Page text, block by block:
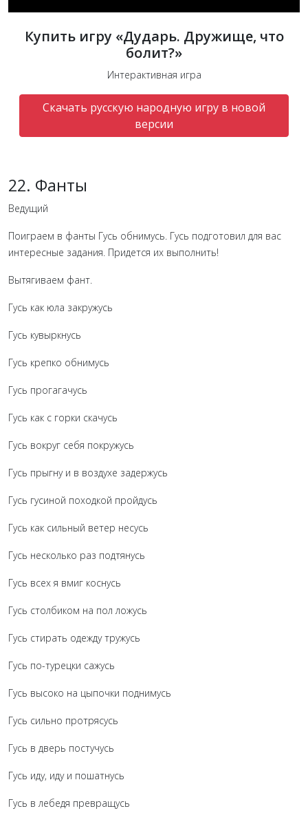
Купить игру «Дударь. Дружище, что
болит?»
Интерактивная игра
Скачать русскую народную игру в новой
версии
22. Фанты
Ведущий
Поиграем в фанты Гусь обнимусь. Гусь подготовил для вас
интересные задания. Придется их выполнить!
Вытягиваем фант.
Гусь как юла закружусь
Гусь кувыркнусь
Гусь крепко обнимусь
Гусь прогагачусь
Гусь как с горки скачусь
Гусь вокруг себя покружусь
Гусь прыгну и в воздухе задержусь
Гусь гусиной походкой пройдусь
Гусь как сильный ветер несусь
Гусь несколько раз подтянусь
Гусь всех я вмиг коснусь
Гусь столбиком на пол ложусь
Гусь стирать одежду тружусь
Гусь по-турецки сажусь
Гусь высоко на цыпочки поднимусь
Гусь сильно протрясусь
Гусь в дверь постучусь
Гусь иду, иду и пошатнусь
Гусь в лебедя превращусь